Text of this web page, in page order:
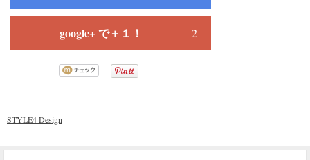
google+ で＋１！ 2
STYLE4 Design